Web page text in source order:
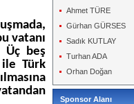
vatanı
Üç beş
Türk
Ahmet TÜRE
Gürhan GÜRSES
Sadık KUTLAY
Turhan ADA
Orhan Doğan
Sponsor Alanı